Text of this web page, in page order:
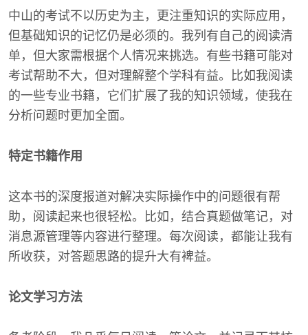
中山的考试不以历史为主，更注重知识的实际应用，
但基础知识的记忆仍是必须的。我列有自己的阅读清
单，但大家需根据个人情况来挑选。有些书籍可能对
考试帮助不大，但对理解整个学科有益。比如我阅读
的一些专业书籍，它们扩展了我的知识领域，使我在
分析问题时更加全面。
特定书籍作用
这本书的深度报道对解决实际操作中的问题很有帮
助，阅读起来也很轻松。比如，结合真题做笔记，对
消息源管理等内容进行整理。每次阅读，都能让我有
所收获，对答题思路的提升大有裨益。
论文学习方法